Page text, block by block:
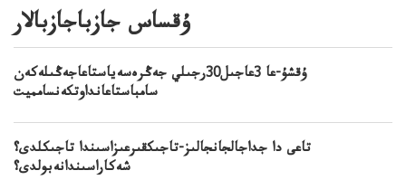
ۇقساس جازباجازبالار
ۇقشۇ-عا 3عاجىل30رجىلي جەڭرەسەياستاعاجەڭىلەكەن
سامباستاعانداوتكەنسامميت
تاعى دا جداجالجانجالىز-تاجىكقىرعىزاسىندا تاجىكلدى؟
شەكاراسىندانەبولدى؟